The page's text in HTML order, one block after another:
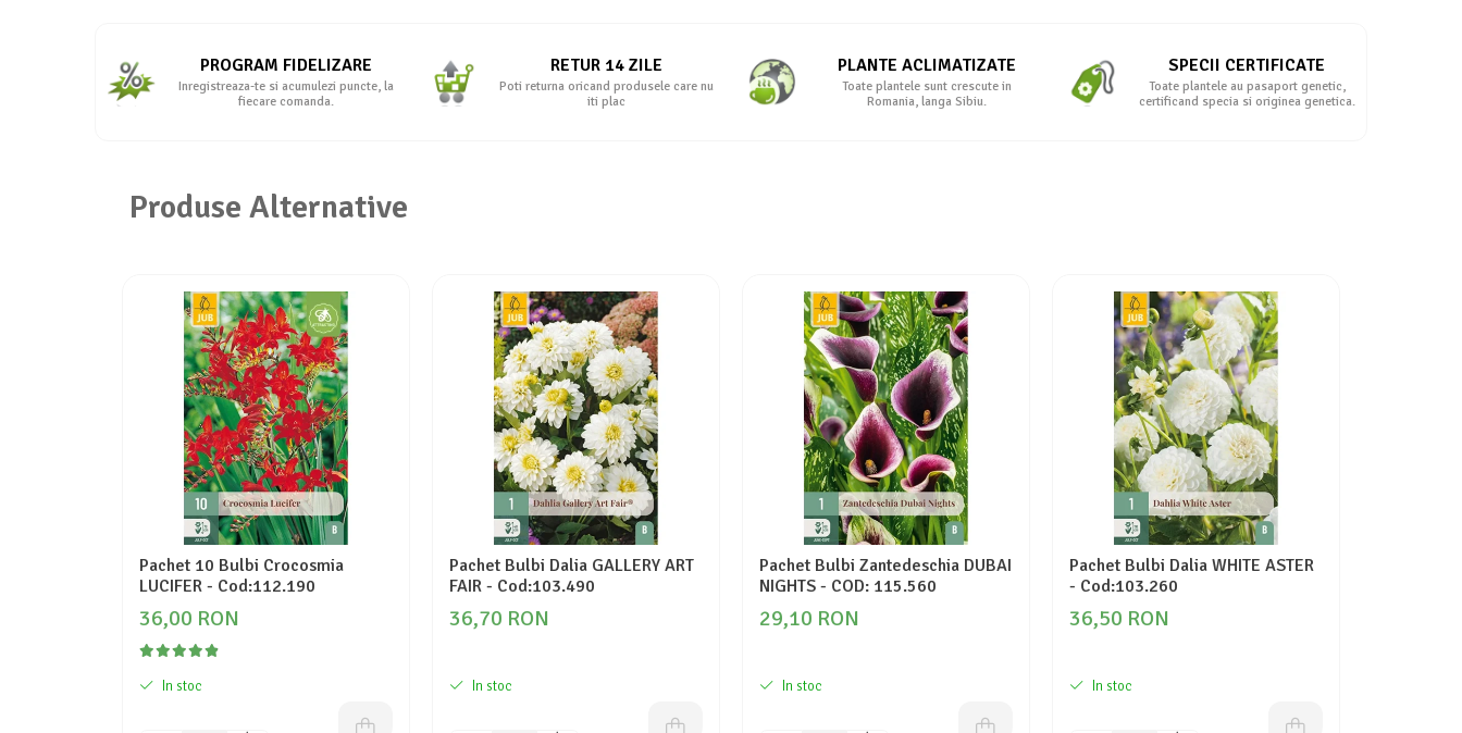
Seminte de Legume/Fructe PROGRAM FIDELIZARE
Inregistreaza-te si acumulezi puncte, la
fiecare comanda.
RETUR 14 ZILE
Poti returna oricand produsele care nu
iti plac
PLANTE ACLIMATIZATE
Toate plantele sunt crescute in
Romania, langa Sibiu.
SPECII CERTIFICATE
Toate plantele au pasaport genetic,
certificand specia si originea genetica.
Produse Alternative
Pachet 10 Bulbi Crocosmia
LUCIFER - Cod:112.190
36,00 RON
In stoc
Pachet Bulbi Dalia GALLERY ART
FAIR - Cod:103.490
36,70 RON
In stoc
Pachet Bulbi Zantedeschia DUBAI
NIGHTS - COD: 115.560
29,10 RON
In stoc
Pachet Bulbi Dalia WHITE ASTER
- Cod:103.260
36,50 RON
In stoc